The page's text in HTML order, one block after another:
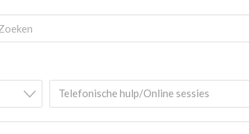
Telefonische hulp/Online sessies